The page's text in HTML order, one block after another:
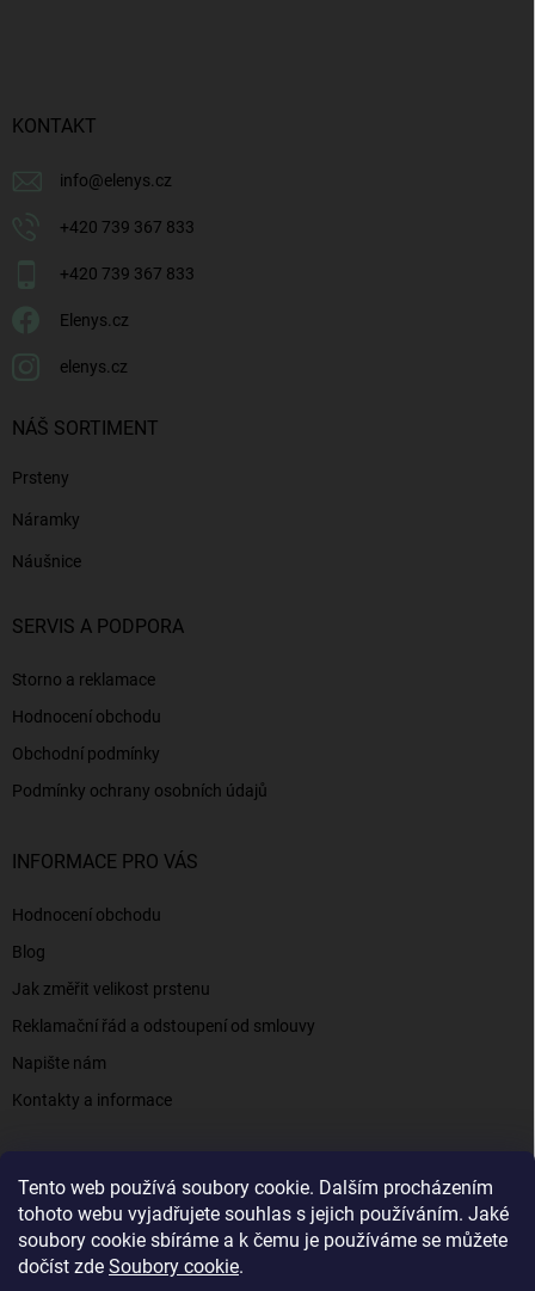
Tento web používá soubory cookie. Dalším procházením
tohoto webu vyjadřujete souhlas s jejich používáním. Jaké
soubory cookie sbíráme a k čemu je používáme se můžete
dočíst zde Soubory cookie.
KONTAKT
info@elenys.cz
+420 739 367 833
+420 739 367 833
Elenys.cz
elenys.cz
NÁŠ SORTIMENT
Prsteny
Náramky
Náušnice
SERVIS A PODPORA
Storno a reklamace
Hodnocení obchodu
Obchodní podmínky
Podmínky ochrany osobních údajů
INFORMACE PRO VÁS
Hodnocení obchodu
Blog
Jak změřit velikost prstenu
Reklamační řád a odstoupení od smlouvy
Napište nám
Kontakty a informace
Elenys.cz - šperky, kterým věříte už od roku 2016